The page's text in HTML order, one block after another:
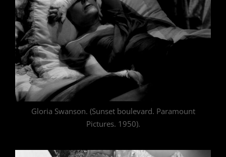
Gloria Swanson. (Sunset boulevard. Paramount
Pictures. 1950).